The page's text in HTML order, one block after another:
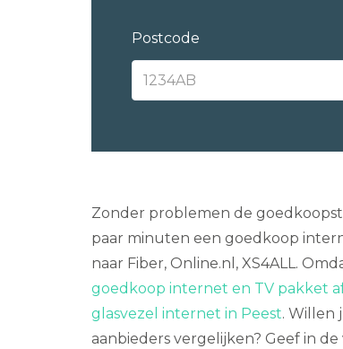
Postcode
Zonder problemen de
paar minuten een goedkoop
naar Fiber, Online.nl, XS4ALL.
goedkoop internet en TV pakket
glasvezel internet in Peest. Willen
aanbieders vergelijken? Geef in